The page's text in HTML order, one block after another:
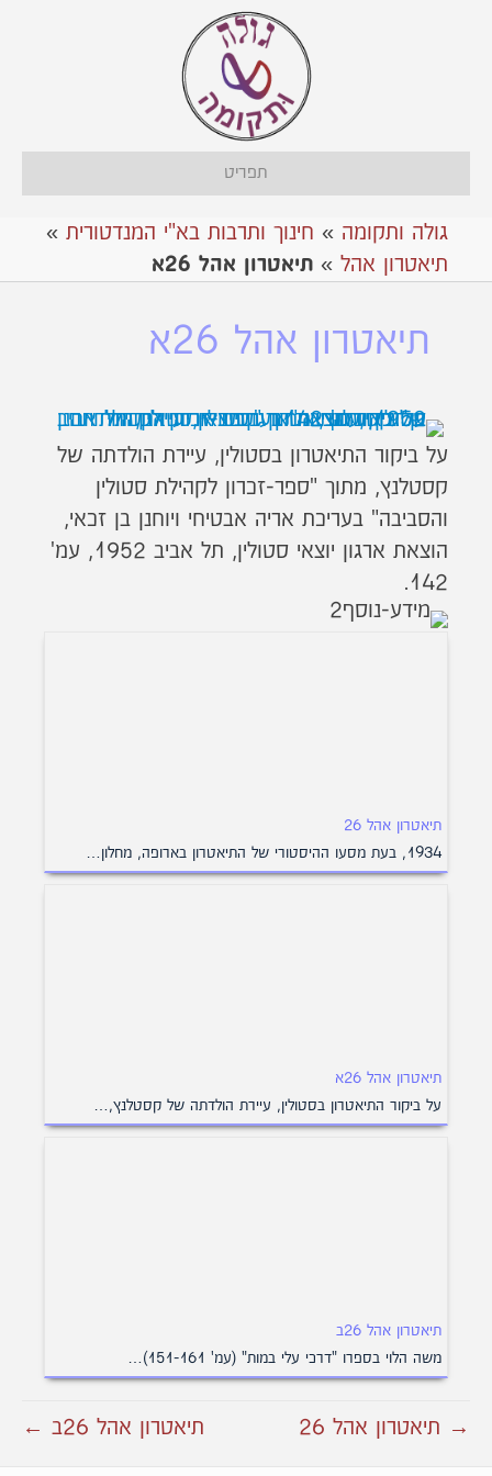
תפריט
גולה ותקומה » חינוך ותרבות בא"י המנדטורית »
תיאטרון אהל » תיאטרון אהל 26א
תיאטרון אהל 26א
על ביקור התיאטרון בסטולין, עיירת הולדתה של
קסטלנץ, מתוך "ספר-זכרון לקהילת סטולין
והסביבה" בעריכת אריה אבטיחי ויוחנן בן זכאי,
הוצאת ארגון יוצאי סטולין, תל אביב 1952, עמ'
142.
תיאטרון אהל 26
1934, בעת מסעו ההיסטורי של התיאטרון בארופה, מחלון…
תיאטרון אהל 26א
על ביקור התיאטרון בסטולין, עיירת הולדתה של קסטלנץ,…
תיאטרון אהל 26ב
משה הלוי בספרו "דרכי עלי במות" (עמ' 151-161)…
→ תיאטרון אהל 26 תיאטרון אהל 26ב ←